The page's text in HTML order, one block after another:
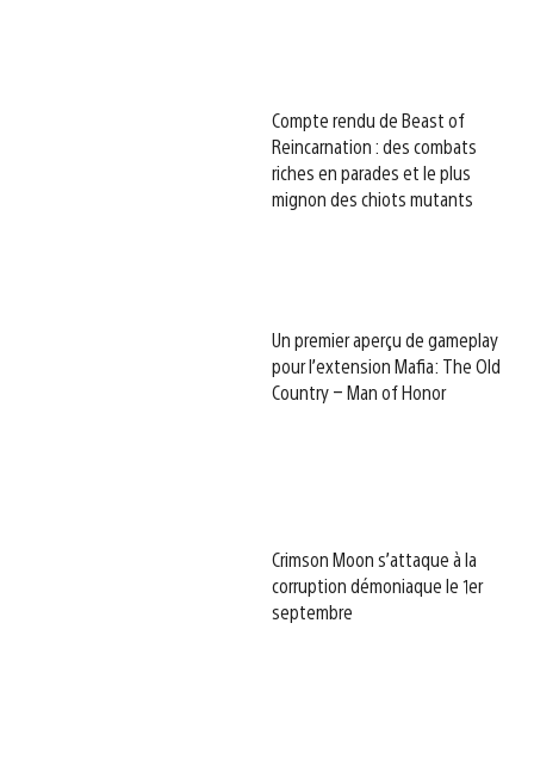
Compte rendu de Beast of
Reincarnation : des combats
riches en parades et le plus
mignon des chiots mutants
Un premier aperçu de gameplay
pour l’extension Mafia: The Old
Country – Man of Honor
Crimson Moon s’attaque à la
corruption démoniaque le 1er
septembre